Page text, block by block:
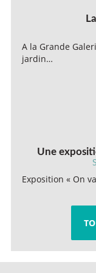
A la Grande
jardin…
Une
Exposition « On